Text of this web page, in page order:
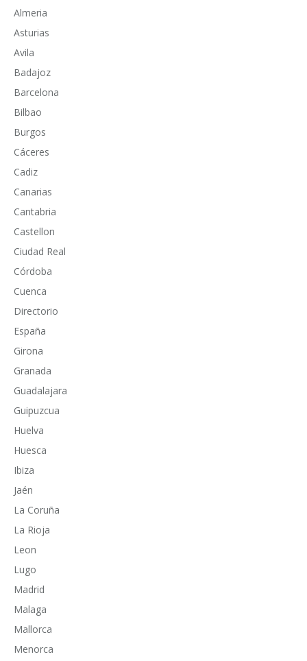
Almeria
Asturias
Avila
Badajoz
Barcelona
Bilbao
Burgos
Cáceres
Cadiz
Canarias
Cantabria
Castellon
Ciudad Real
Córdoba
Cuenca
Directorio
España
Girona
Granada
Guadalajara
Guipuzcua
Huelva
Huesca
Ibiza
Jaén
La Coruña
La Rioja
Leon
Lugo
Madrid
Malaga
Mallorca
Menorca